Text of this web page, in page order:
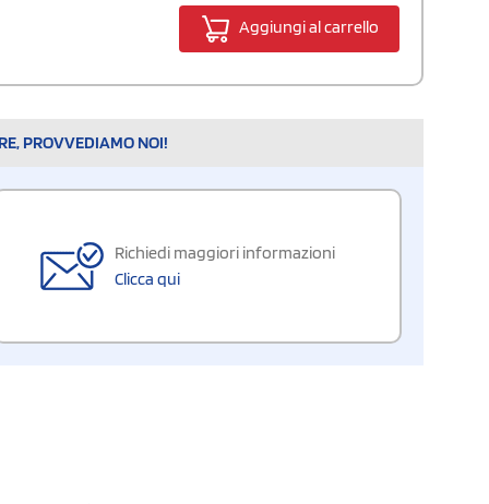
Aggiungi al carrello
PROVVEDIAMO NOI!
Richiedi maggiori informazioni
Clicca qui